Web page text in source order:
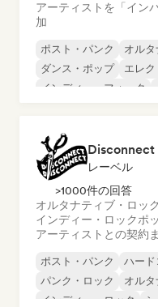
アーティストを「イン
加
ポスト・パンク
オル
ダンス・ポップ
エレ
インディー・フォーク
レーベル
>1000件の回答
オルタナティブ・ロック
インディー・ロックポ
アーティストとの契約
ポスト・パンク ハード
パンク・ロック
オル
インディー・ロック